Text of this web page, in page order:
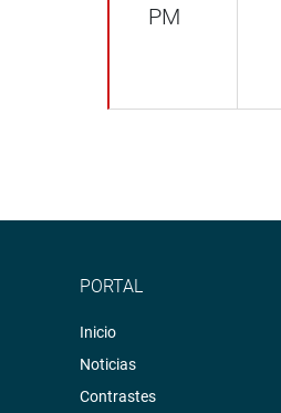
PM
PORTAL
Inicio
Noticias
Contrastes